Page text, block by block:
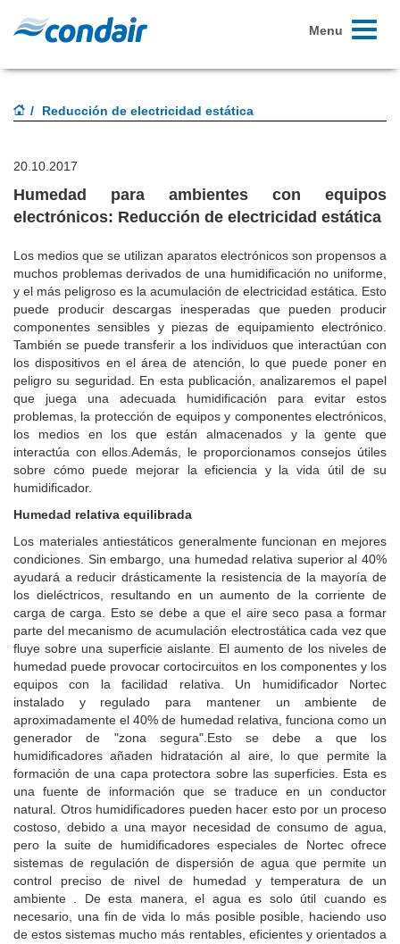
Toggle
Menu
Reducción de electricidad estática
20.10.2017
Humedad para ambientes con equipos
electrónicos: Reducción de electricidad estática
Los medios que se utilizan aparatos electrónicos son propensos a
muchos problemas derivados de una humidificación no uniforme,
y el más peligroso es la acumulación de electricidad estática. Esto
puede producir descargas inesperadas que pueden producir
componentes sensibles y piezas de equipamiento electrónico.
También se puede transferir a los individuos que interactúan con
los dispositivos en el área de atención, lo que puede poner en
peligro su seguridad. En esta publicación, analizaremos el papel
que juega una adecuada humidificación para evitar estos
problemas, la protección de equipos y componentes electrónicos,
los medios en los que están almacenados y la gente que
interactúa con ellos.Además, le proporcionamos consejos útiles
sobre cómo puede mejorar la eficiencia y la vida útil de su
humidificador.
Humedad relativa equilibrada
Los materiales antiestáticos generalmente funcionan en mejores
condiciones. Sin embargo, una humedad relativa superior al 40%
ayudará a reducir drásticamente la resistencia de la mayoría de
los dieléctricos, resultando en un aumento de la corriente de
carga de carga. Esto se debe a que el aire seco pasa a formar
parte del mecanismo de acumulación electrostática cada vez que
fluye sobre una superficie aislante. El aumento de los niveles de
humedad puede provocar cortocircuitos en los componentes y los
equipos con la facilidad relativa. Un humidificador Nortec
instalado y regulado para mantener un ambiente de
aproximadamente el 40% de humedad relativa, funciona como un
generador de "zona segura". Esto se debe a que los
humidificadores añaden hidratación al aire, lo que permite la
formación de una capa protectora sobre las superficies. Esta es
una fuente de información que se traduce en un conductor
natural. Otros humidificadores pueden hacer esto por un proceso
costoso, debido a una mayor necesidad de consumo de agua,
pero la suite de humidificadores especiales de Nortec ofrece
sistemas de regulación de dispersión de agua que permite un
control preciso de nivel de humedad y temperatura de un
ambiente . De esta manera, el agua es solo útil cuando es
necesario, una fin de vida lo más posible posible, haciendo uso
de estos sistemas mucho más rentables, eficientes y orientados a